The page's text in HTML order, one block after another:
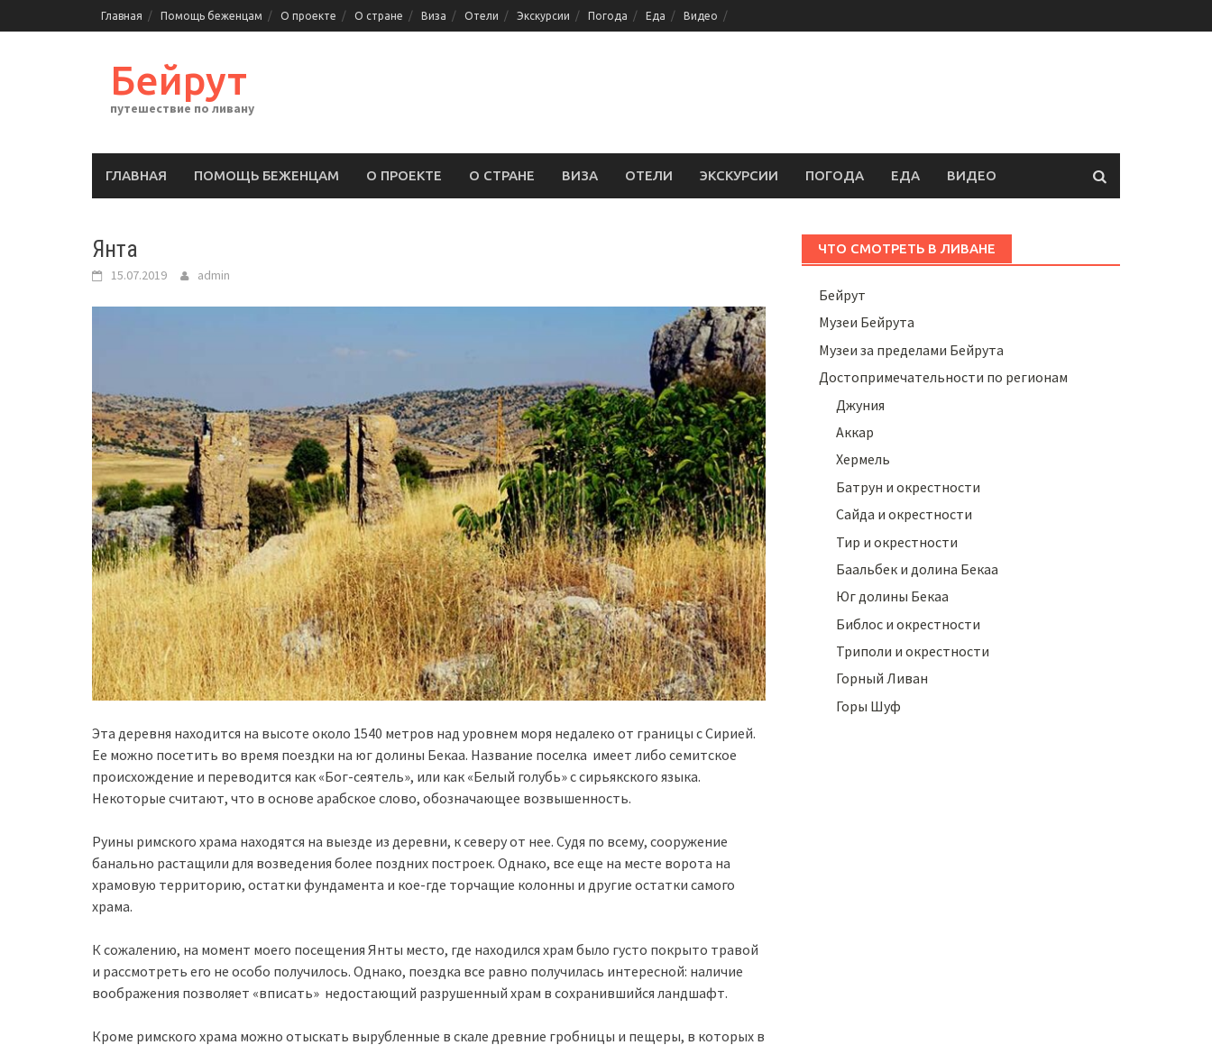
к
Главная Помощь беженцам О проекте О стране Виза Отели Экскурсии Погода Еда Видео
Бейрут
путешествие по ливану
ГЛАВНАЯ ПОМОЩЬ БЕЖЕНЦАМ О ПРОЕКТЕ О СТРАНЕ ВИЗА ОТЕЛИ ЭКСКУРСИИ ПОГОДА ЕДА ВИДЕО
Янта
15.07.2019 admin
Эта деревня находится на высоте около 1540 метров над уровнем моря недалеко от границы с Сирией.
Ее можно посетить во время поездки на юг долины Бекаа. Название поселка имеет либо семитское
происхождение и переводится как «Бог-сеятель», или как «Белый голубь» с сирьякского языка.
Некоторые считают, что в основе арабское слово, обозначающее возвышенность.
Руины римского храма находятся на выезде из деревни, к северу от нее. Судя по всему, сооружение
банально растащили для возведения более поздних построек. Однако, все еще на месте ворота на
храмовую территорию, остатки фундамента и кое-где торчащие колонны и другие остатки самого
храма.
К сожалению, на момент моего посещения Янты место, где находился храм было густо покрыто травой
и рассмотреть его не особо получилось. Однако, поездка все равно получилась интересной: наличие
воображения позволяет «вписать» недостающий разрушенный храм в сохранившийся ландшафт.
Кроме римского храма можно отыскать вырубленные в скале древние гробницы и пещеры, в которых в
ЧТО СМОТРЕТЬ В ЛИВАНЕ
Бейрут
Музеи Бейрута
Музеи за пределами Бейрута
Достопримечательности по регионам
Джуния
Аккар
Хермель
Батрун и окрестности
Сайда и окрестности
Тир и окрестности
Баальбек и долина Бекаа
Юг долины Бекаа
Библос и окрестности
Триполи и окрестности
Горный Ливан
Горы Шуф